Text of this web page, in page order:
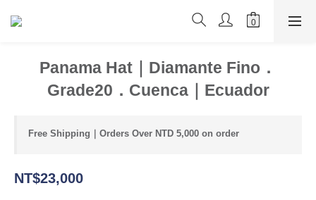
Panama Hat｜Diamante Fino．
Grade20．Cuenca｜Ecuador
Free Shipping｜Orders Over NTD 5,000 on order
NT$23,000